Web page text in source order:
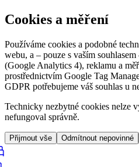
Cookies a měření
Používáme cookies a podobné
webu, a – pouze s vaším
(Google Analytics 4), reklamu a
prostřednictvím Google Tag
GDPR potřebujeme váš souhlas u
Technicky nezbytné cookies nelze
nefungoval správně.
Přijmout vše Odmítnout nepovinné